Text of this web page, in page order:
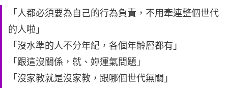
「人都必須要為自己的行為負責，不用牽連整個世代
的人啦」
「沒水準的人不分年紀，各個年齡層都有」
「跟這沒關係，就、妳運氣問題」
「沒家教就是沒家教，跟哪個世代無關」